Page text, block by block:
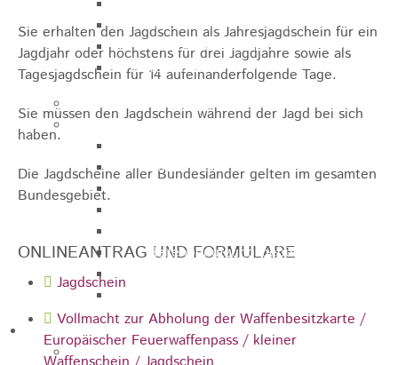
Stadthalle großer Saal
Stadthalle kleiner Saal
Tennishalle
Qualifizierter Mietspiegel
Steuern & Gebühren
Hundesteuer
Hallenbenutzungsgebühren
Politik
Bürgermeister
Sie erhalten den Jagdschein als Jahresjagdschein für ein
Jagdjahr oder höchstens für drei Jagdjahre sowie als
Tagesjagdschein für 14 aufeinanderfolgende Tage.
Sie müssen den Jagdschein während der Jagd bei sich
haben.
Die Jagdscheine aller Bundesländer gelten im gesamten
Bundesgebiet.
ONLINEANTRAG UND FORMULARE
Jagdschein
Vollmacht zur Abholung der Waffenbesitzkarte /
Europäischer Feuerwaffenpass / kleiner